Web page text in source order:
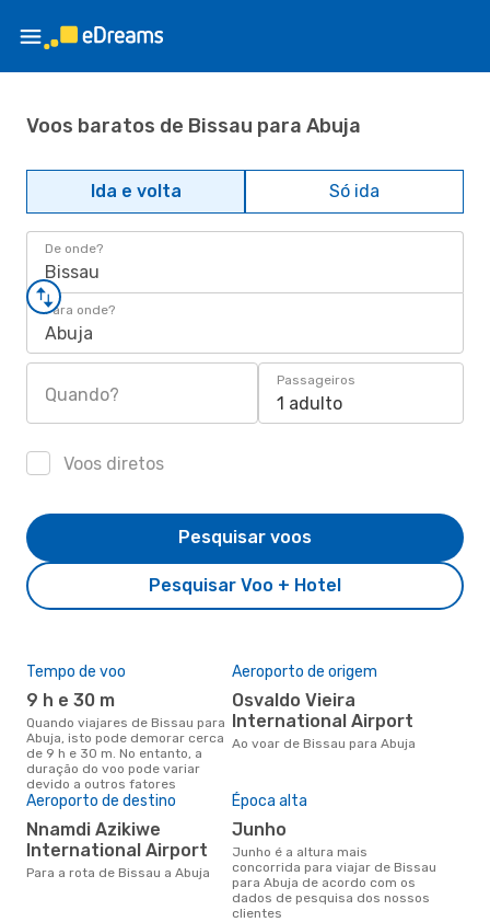
Voos baratos de Bissau para Abuja
Ida e volta Só ida
De onde?
Bissau
Para onde?
Abuja
Quando?
Passageiros
1 adulto
Voos diretos
Pesquisar Voo + Hotel
Pesquisar voos
Tempo de voo
9 h e 30 m
Quando viajares de Bissau para
Abuja, isto pode demorar cerca
de 9 h e 30 m. No entanto, a
duração do voo pode variar
devido a outros fatores
Aeroporto de origem
Osvaldo Vieira
International Airport
Ao voar de Bissau para Abuja
Aeroporto de destino
Nnamdi Azikiwe
International Airport
Para a rota de Bissau a Abuja
Época alta
junho
junho é a altura mais
concorrida para viajar de Bissau
para Abuja de acordo com os
dados de pesquisa dos nossos
clientes